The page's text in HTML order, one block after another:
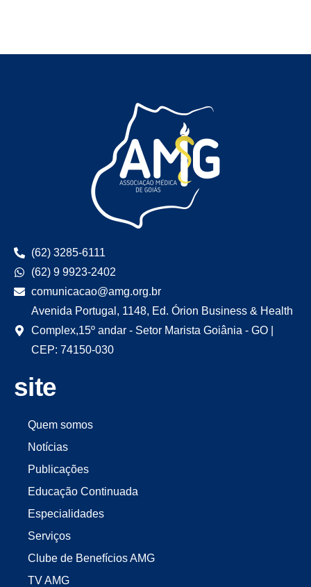
(62) 3285-6111
(62) 9 9923-2402
comunicacao@amg.org.br
Avenida Portugal, 1148, Ed. Órion Business & Health
Complex,15º andar - Setor Marista Goiânia - GO |
CEP: 74150-030
site
Quem somos
Notícias
Publicações
Educação Continuada
Especialidades
Serviços
Clube de Benefícios AMG
TV AMG